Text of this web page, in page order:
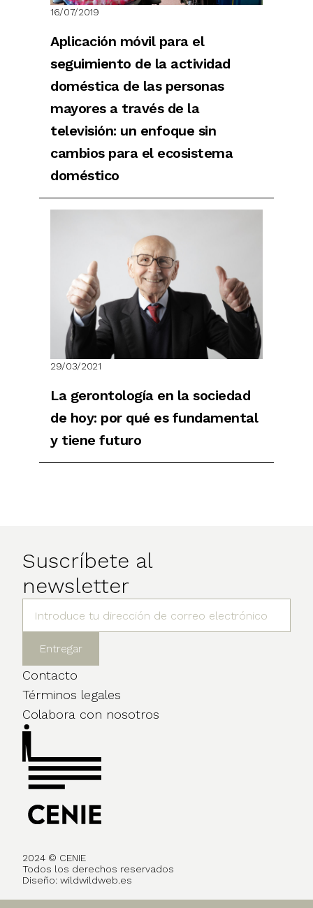
16/07/2019
Aplicación móvil para el
seguimiento de la actividad
doméstica de las personas
mayores a través de la
televisión: un enfoque sin
cambios para el ecosistema
doméstico
29/03/2021
La gerontología en la sociedad
de hoy: por qué es fundamental
y tiene futuro
Suscríbete al
newsletter
Contacto
Términos legales
Colabora con nosotros
2024 © CENIE
Todos los derechos reservados
Diseño: wildwildweb.es